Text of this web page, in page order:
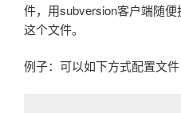
件，用subversion客户端随
这个文件。
例子：可以如下方式配置文件